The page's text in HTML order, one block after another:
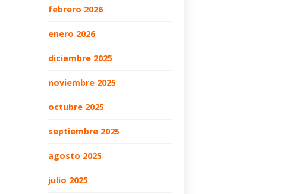
febrero 2026
enero 2026
diciembre 2025
noviembre 2025
octubre 2025
septiembre 2025
agosto 2025
julio 2025